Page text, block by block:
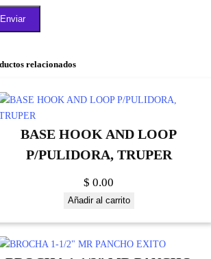
relacionados
BASE HOOK AND LOOP
P/PULIDORA, TRUPER
$ 0.00
Añadir al carrito